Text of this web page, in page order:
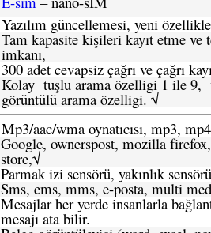
Yazılım güncellemesi, yeni
Tam kapasite kişileri kayıt etme ve
imkanı,
300 adet cevapsiz çağrı ve çağrı
Kolay tuşlu arama özelligi 1 ile 9,
görüntülü arama özelligi. √
Mp3/aac/wma oynatıcısı, mp3, mp4
Google, ownerspost, mozilla
store,√
Parmak izi sensörü, yakınlık
Sms, ems, mms, e-posta, multi
Mesajlar her yerde insanlarla
mesajı ata bilir.